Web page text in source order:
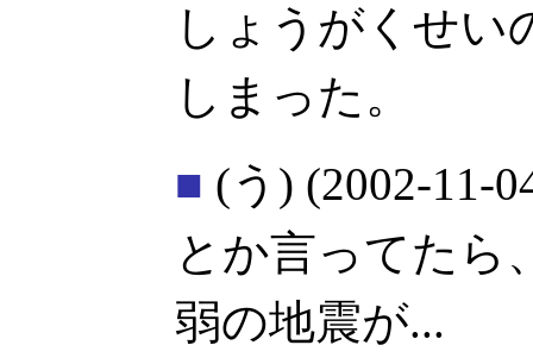
しょうがくせい
しまった。
■ (う) (2002-11-
とか言ってたら
弱の地震が...